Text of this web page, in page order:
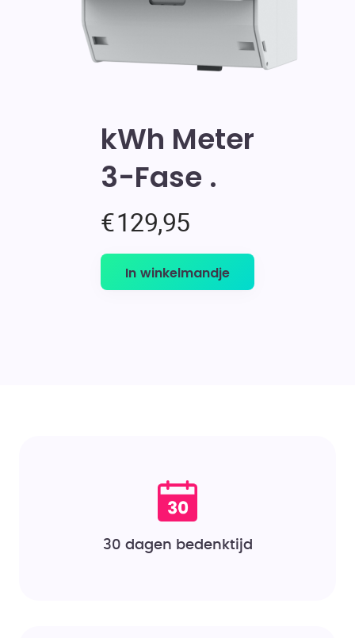
kWh Meter
3-Fase
€129,95
In winkelmandje
30 dagen bedenktijd